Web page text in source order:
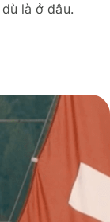
là ở đâu.